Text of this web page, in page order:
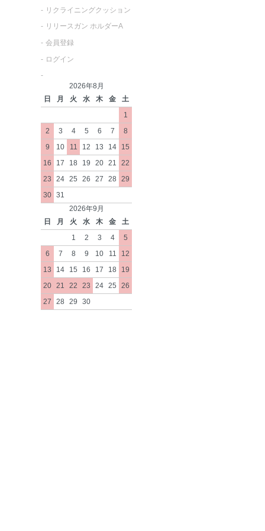
リクライニングクッション
リリースガン ホルダーA
会員登録
ログイン
2026年8月
日
月 火 水 木 金
土
1
2
3 4 5 6 7
8
9
10 11 12 13 14
15
16
17 18 19 20 21
22
23
24 25 26 27 28
29
30 31
2026年9月
日
月 火 水 木 金
土
1
2 3 4
5
6
7 8 9 10 11
12
13
14 15 16 17 18
19
20 21 22 23 24 25
26
27
28 29 30